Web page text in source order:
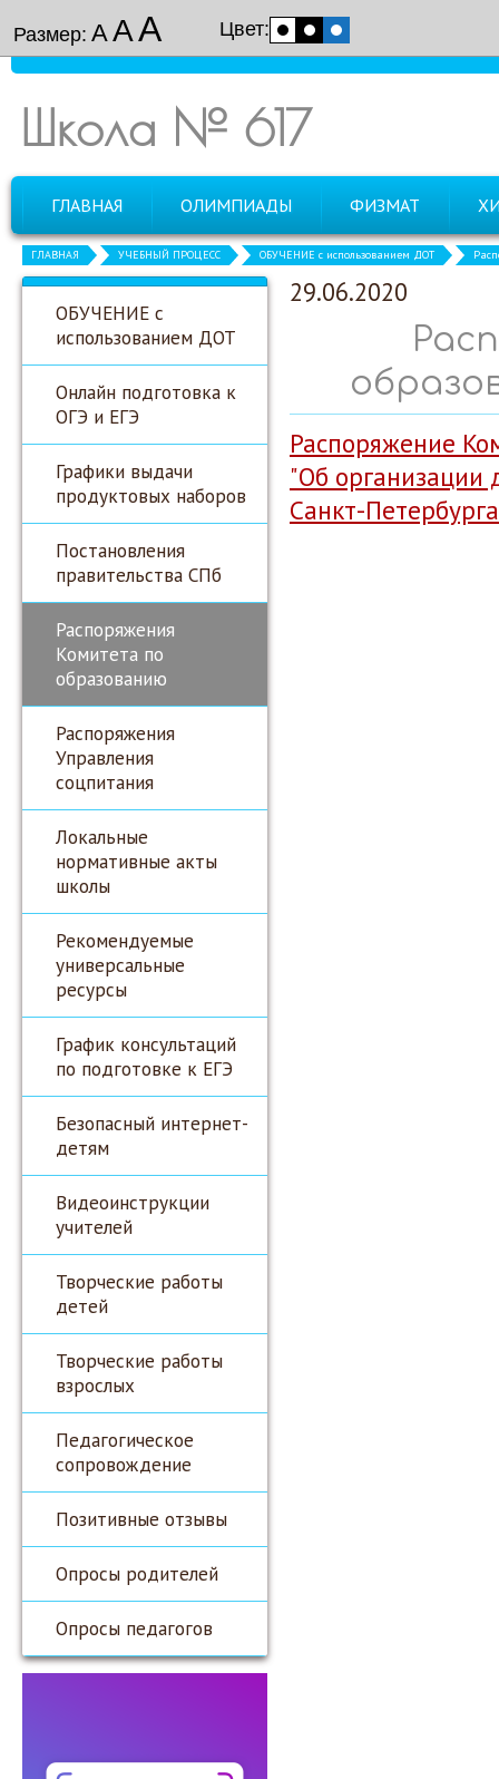
Размер: ААА Цвет:
Школа № 617
ГЛАВНАЯ ОЛИМПИАДЫ ФИЗМАТ
ГЛАВНАЯ УЧЕБНЫЙ ПРОЦЕСС ОБУЧЕНИЕ с использованием ДОТ
ОБУЧЕНИЕ с
использованием ДОТ
Онлайн подготовка к
ОГЭ и ЕГЭ
Графики выдачи
продуктовых наборов
Постановления
правительства СПб
Распоряжения
Комитета по
образованию
Распоряжения
Управления
соцпитания
Локальные
нормативные акты
школы
Рекомендуемые
универсальные
ресурсы
График консультаций
по подготовке к ЕГЭ
Безопасный интернет-
детям
Видеоинструкции
учителей
Творческие работы
детей
Творческие работы
взрослых
Педагогическое
сопровождение
Позитивные отзывы
Опросы родителей
Опросы педагогов
29.06.2020
Распоряжение
"Об организации
Санкт-